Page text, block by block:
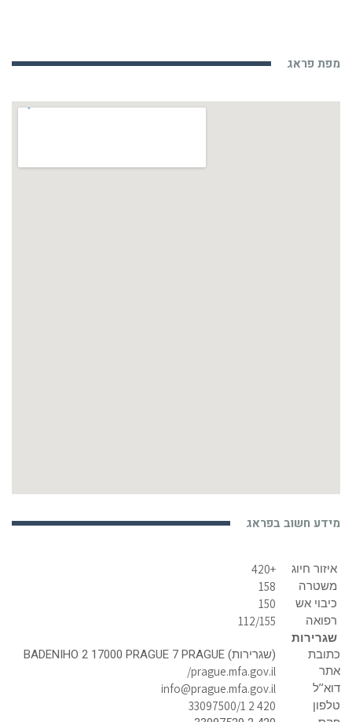
מפת פראג
מידע חשוב בפראג
איזור חיוג +420
משטרה 158
כיבוי אש 150
רפואה 112/155
שגרירות
כתובת
(שגרירות) BADENIHO 2 17000 PRAGUE 7 PRAGUE
אתר
prague.mfa.gov.il/
דוא’’ל info@prague.mfa.gov.il
טלפון 420 2 33097500/1